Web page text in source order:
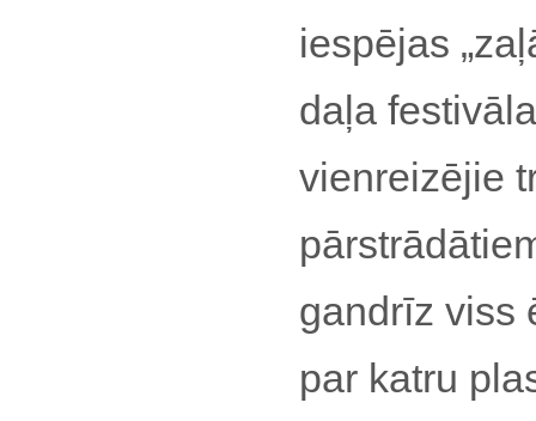
iespējas
daļa
vienreizējie
gandrīz viss
par katru